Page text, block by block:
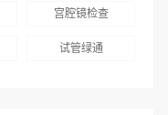
宫腔镜检查
试管绿通